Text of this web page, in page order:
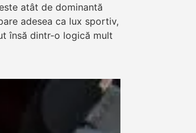
atât de dominantă
adesea ca lux sportiv,
însă dintr-o logică mult